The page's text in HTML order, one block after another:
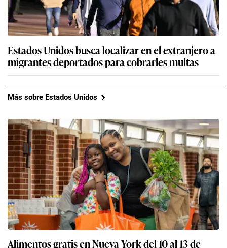
Estados Unidos busca localizar en el extranjero a
migrantes deportados para cobrarles multas
Más sobre Estados Unidos
Alimentos gratis en Nueva York del 10 al 13 de